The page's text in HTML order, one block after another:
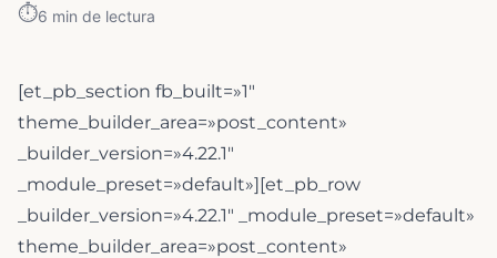
⏱️6 min de lectura
[et_pb_section fb_built=»1″
theme_builder_area=»post_content»
_builder_version=»4.22.1″
_module_preset=»default»][et_pb_row
_builder_version=»4.22.1″ _module_preset=»default»
theme_builder_area=»post_content»